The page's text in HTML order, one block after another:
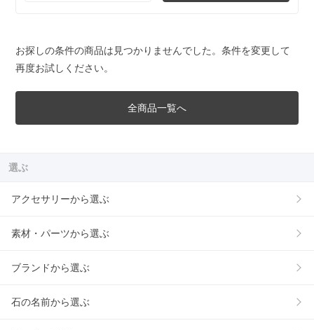
お探しの条件の商品は見つかりませんでした。条件を変更して
再度お試しください。
全商品一覧へ
選ぶ
アクセサリーから選ぶ
素材・パーツから選ぶ
ブランドから選ぶ
石の名前から選ぶ